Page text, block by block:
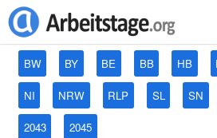
BW BY BE BB HB
NI NRW RLP SL SN
2043 2045